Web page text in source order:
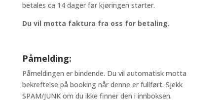
betales ca 14 dager før kjøringen starter.
Du vil motta faktura fra oss for betaling.
Påmelding:
Påmeldingen er bindende. Du vil automatisk motta
bekreftelse på booking når denne er fullført. Sjekk
SPAM/JUNK om du ikke finner den i innboksen.